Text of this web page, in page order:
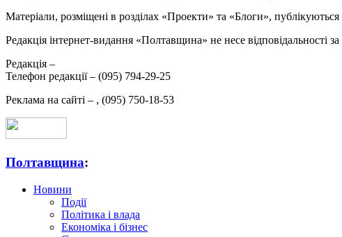
Матеріали, розміщені в розділах «Проекти» та «Блоги», публікуються
Редакція інтернет-видання «Полтавщина» не несе відповідальності
Редакція –
Телефон редакції – (095) 794-29-25
Реклама на сайті – , (095) 750-18-53
Полтавщина:
Новини
Події
Політика і влада
Економіка і бізнес